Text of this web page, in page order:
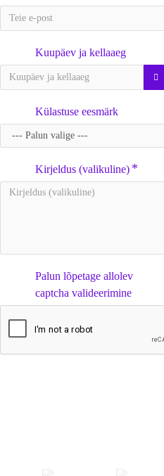
Kuupäev ja kellaaeg
Külastuse eesmärk
Kirjeldus (valikuline)
Palun lõpetage allolev
captcha valideerimine